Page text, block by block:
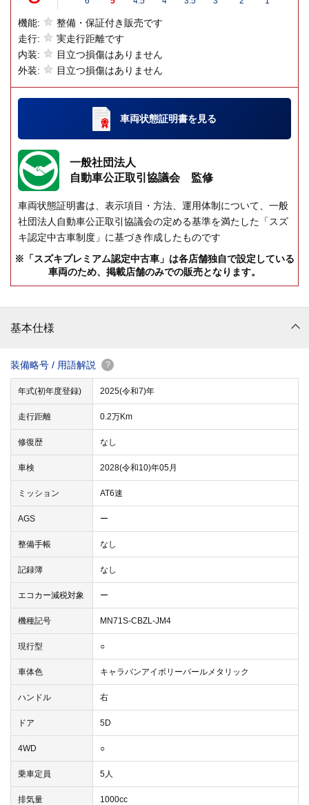
機能:
整備・保証付き販売です
走行:
実走行距離です
内装:
目立つ損傷はありません
外装:
目立つ損傷はありません
車両状態証明書を見る
一般社団法人
自動車公正取引協議会 監修
車両状態証明書は、表示項目・方法、運用体制について、一般
社団法人自動車公正取引協議会の定める基準を満たした「スズ
キ認定中古車制度」に基づき作成したものです
※「スズキプレミアム認定中古車」は各店舗独自で設定している
車両のため、掲載店舗のみでの販売となります。
基本仕様
装備略号 / 用語解説 ?
年式(初年度登録) 2025(令和7)年
走行距離 0.2万Km
修復歴 なし
車検 2028(令和10)年05月
ミッション AT6速
AGS ー
整備手帳 なし
記録簿 なし
エコカー減税対象 ー
機種記号 MN71S-CBZL-JM4
現行型 ○
車体色 キャラバンアイボリーパールメタリック
ハンドル 右
ドア 5D
4WD ○
乗車定員 5人
排気量 1000cc